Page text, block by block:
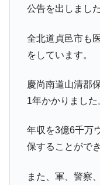
公告を出しました
全北道貞邑市も
をしています。
慶尚南道山清郡
1年かかりました
年収を3億6千万
保することがで
また、軍、警察